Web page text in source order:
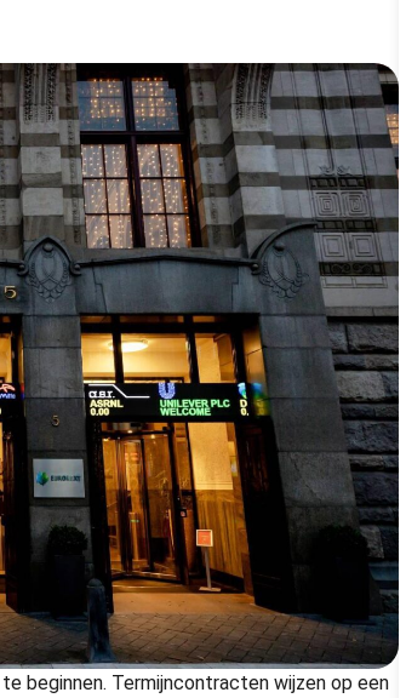
beginnen. Termijncontracten wijzen op een